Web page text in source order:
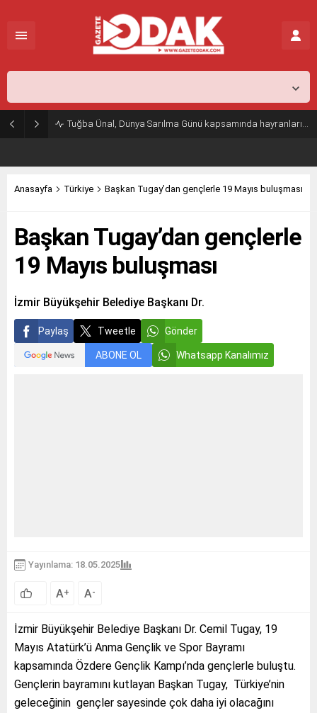
Tuğba Ünal, Dünya Sarılma Günü kapsamında hayranlarıyla buluştu
Anasayfa Türkiye Başkan Tugay’dan gençlerle 19 Mayıs buluşması
Başkan Tugay’dan gençlerle
19 Mayıs buluşması
İzmir Büyükşehir Belediye Başkanı Dr.
Paylaş Tweetle Gönder
ABONE OL Whatsapp Kanalımız
Yayınlama: 18.05.2025
A+ A-
İzmir Büyükşehir Belediye Başkanı Dr. Cemil Tugay, 19
Mayıs Atatürk’ü Anma Gençlik ve Spor Bayramı
kapsamında Özdere Gençlik Kampı’nda gençlerle buluştu.
Gençlerin bayramını kutlayan Başkan Tugay, Türkiye’nin
geleceğinin gençler sayesinde çok daha iyi olacağını